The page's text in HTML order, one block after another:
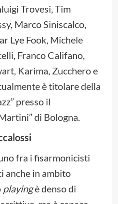
Trovesi, Tim
Marco Siniscalco,
Lye Fook, Michele
Franco Califano,
Karima, Zucchero e
è titolare della
presso il
di Bologna.
fra i fisarmonicisti
anche in ambito
playingè denso di